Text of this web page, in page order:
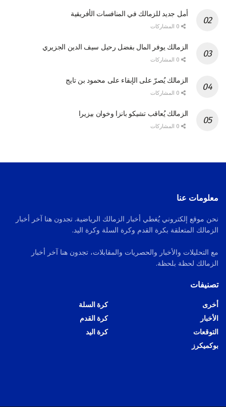
أمل جديد للزمالك في المنافسات الأفريقية
الزمالك يوفر المال بفضل رحيل سيف الدين الجزيري
الزمالك يُصرّ على الإبقاء على محمود بن تايج
الزمالك يُعاقب تشيكو بانزا وخوان بيزيرا
معلومات عنا
نحن موقع إلكتروني يُغطي أخبار الزمالك الرياضية. تجدون هنا آخر أخبار
الزمالك المتعلقة بكرة القدم وكرة السلة وكرة اليد.
مع التحليلات والأخبار والحصريات والمقابلات، تجدون هنا آخر أخبار
الزمالك لحظة بلحظة.
تصنيفات
أخرى
الأخبار
التوقعات
بوكميكرز
كرة السلة
كرة القدم
كرة اليد